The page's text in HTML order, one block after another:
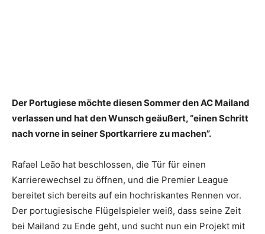
Der Portugiese möchte diesen Sommer den AC Mailand
verlassen und hat den Wunsch geäußert, “einen Schritt
nach vorne in seiner Sportkarriere zu machen”.
Rafael Leão hat beschlossen, die Tür für einen
Karrierewechsel zu öffnen, und die Premier League
bereitet sich bereits auf ein hochriskantes Rennen vor.
Der portugiesische Flügelspieler weiß, dass seine Zeit
bei Mailand zu Ende geht, und sucht nun ein Projekt mit